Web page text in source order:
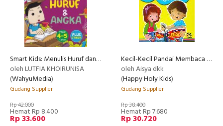
Smart Kids: Menulis Huruf dan Angka paud 4-5 tahun
oleh LUTFIA KHOIRUNISA
(WahyuMedia)
Gudang Supplier
Rp 42.000
Hemat Rp 8.400
Rp 33.600
Kecil-Kecil Pandai Membaca Siap Masuk SD
oleh Aisya dkk
(Happy Holy Kids)
Gudang Supplier
Rp 38.400
Hemat Rp 7.680
Rp 30.720